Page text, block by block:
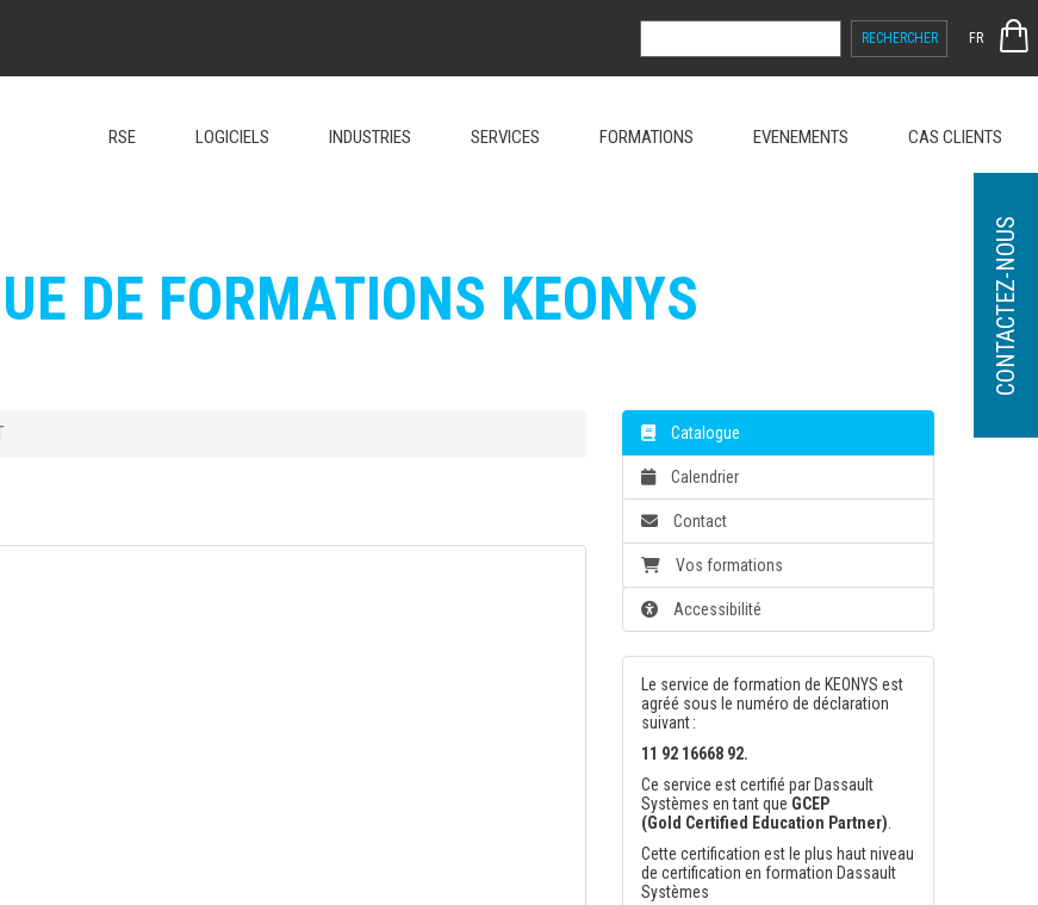
RECHERCHER :
FR
RSE LOGICIELS INDUSTRIES SERVICES FORMATIONS EVENEMENTS CAS CLIENTS
CONTACTEZ-NOUS
DE FORMATIONS KEONYS
Catalogue
Calendrier
Contact
Vos formations
Accessibilité
Le service de formation de KEONYS est
agréé sous le numéro de déclaration
suivant :
11 92 16668 92.
Ce service est certifié par Dassault
Systèmes en tant que GCEP
(Gold Certified Education Partner)
Cette certification est le plus haut niveau
de certification en formation Dassault
Systèmes